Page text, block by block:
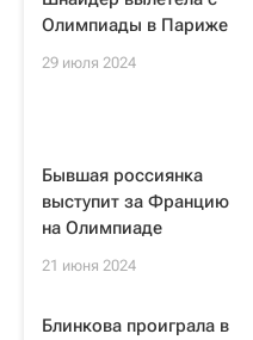
Олимпиады в Париже
29 июля 2024
Бывшая россиянка
выступит за Францию
на Олимпиаде
21 июня 2024
Блинкова проиграла в